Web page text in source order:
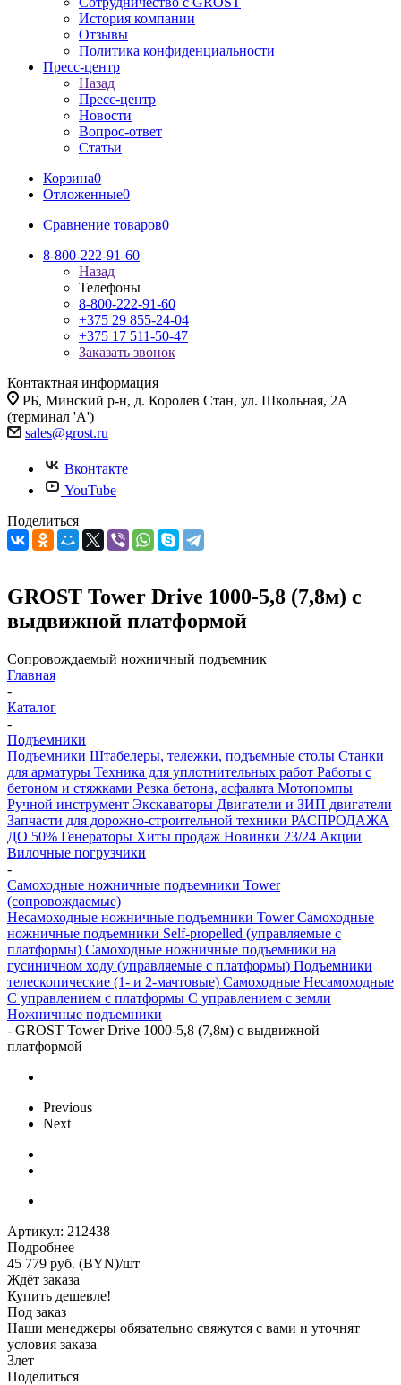
История компании
Отзывы
Политика конфиденциальности
Пресс-центр
Назад
Пресс-центр
Новости
Вопрос-ответ
Статьи
Корзина0
Отложенные0
Сравнение товаров0
8-800-222-91-60
Назад
Телефоны
8-800-222-91-60
+375 29 855-24-04
+375 17 511-50-47
Заказать звонок
Контактная информация
РБ, Минский р-н, д. Королев Стан, ул. Школьная, 2А
(терминал 'А')
sales@grost.ru
Вконтакте
YouTube
Поделиться
GROST Tower Drive 1000-5,8 (7,8м) с
выдвижной платформой
Сопровождаемый ножничный подъемник
Главная
-
Каталог
-
Подъемники
Подъемники Штабелеры, тележки, подъемные столы Станки
для арматуры Техника для уплотнительных работ Работы с
бетоном и стяжками Резка бетона, асфальта Мотопомпы
Ручной инструмент Экскаваторы Двигатели и ЗИП двигатели
Запчасти для дорожно-строительной техники РАСПРОДАЖА
ДО 50% Генераторы Хиты продаж Новинки 23/24 Акции
Вилочные погрузчики
-
Самоходные ножничные подъемники Tower
(сопровождаемые)
Несамоходные ножничные подъемники TowerСамоходные
ножничные подъемники Self-propelled (управляемые с
платформы) Самоходные ножничные подъемники на
гусиничном ходу (управляемые с платформы) Подъемники
телескопические (1- и 2-мачтовые) Самоходные Несамоходные
С управлением с платформы С управлением с земли
Ножничные подъемники
- GROST Tower Drive 1000-5,8 (7,8м) с выдвижной
платформой
Previous
Next
Артикул: 212438
Подробнее
45 779 руб. (BYN)/шт
Ждёт заказа
Купить дешевле!
Под заказ
Наши менеджеры обязательно свяжутся с вами и уточнят
условия заказа
3лет
Поделиться